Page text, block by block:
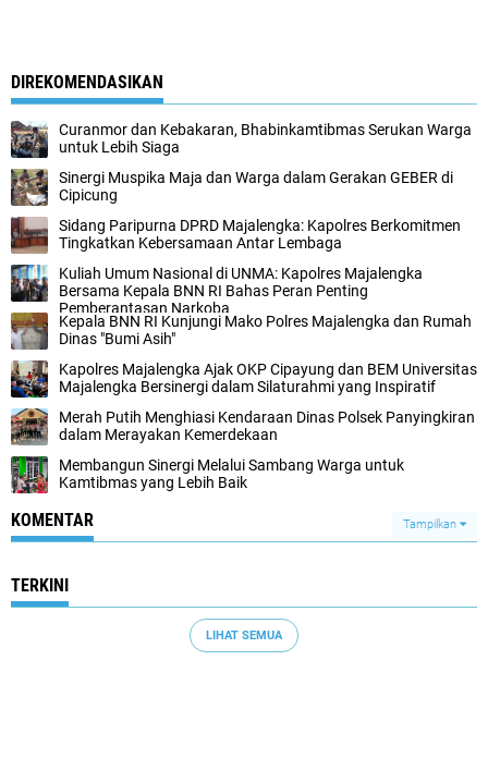
DIREKOMENDASIKAN
Curanmor dan Kebakaran, Bhabinkamtibmas Serukan Warga
untuk Lebih Siaga
Sinergi Muspika Maja dan Warga dalam Gerakan GEBER di
Cipicung
Sidang Paripurna DPRD Majalengka: Kapolres Berkomitmen
Tingkatkan Kebersamaan Antar Lembaga
Kuliah Umum Nasional di UNMA: Kapolres Majalengka
Bersama Kepala BNN RI Bahas Peran Penting
Pemberantasan Narkoba
Kepala BNN RI Kunjungi Mako Polres Majalengka dan Rumah
Dinas "Bumi Asih"
Kapolres Majalengka Ajak OKP Cipayung dan BEM Universitas
Majalengka Bersinergi dalam Silaturahmi yang Inspiratif
Merah Putih Menghiasi Kendaraan Dinas Polsek Panyingkiran
dalam Merayakan Kemerdekaan
Membangun Sinergi Melalui Sambang Warga untuk
Kamtibmas yang Lebih Baik
KOMENTAR Tampilkan
TERKINI
LIHAT SEMUA